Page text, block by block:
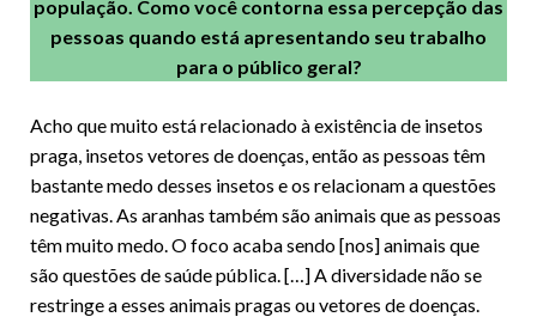
população. Como você contorna essa percepção das
pessoas quando está apresentando seu trabalho
para o público geral?
Acho que muito está relacionado à existência de insetos
praga, insetos vetores de doenças, então as pessoas têm
bastante medo desses insetos e os relacionam a questões
negativas. As aranhas também são animais que as pessoas
têm muito medo. O foco acaba sendo [nos] animais que
são questões de saúde pública. […] A diversidade não se
restringe a esses animais pragas ou vetores de doenças.